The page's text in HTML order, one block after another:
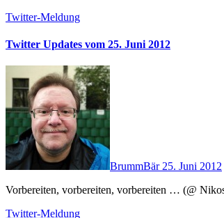
Twitter-Meldung
Twitter Updates vom 25. Juni 2012
BrummBär 25. Juni 2012
Vorbereiten, vorbereiten, vorbereiten … (@
Twitter-Meldung